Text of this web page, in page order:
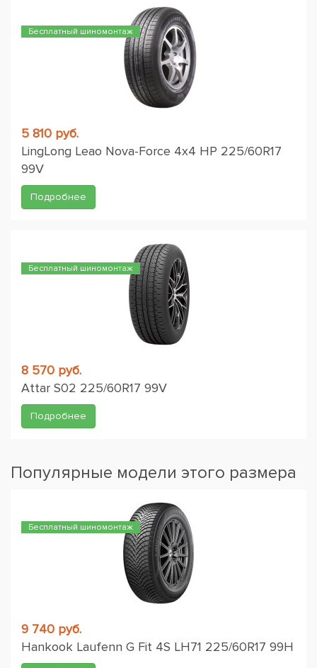
Бесплатный шиномонтаж
5 810 руб.
LingLong Leao Nova-Force 4x4 HP 225/60R17
99V
Подробнее
Бесплатный шиномонтаж
8 570 руб.
Attar S02 225/60R17 99V
Подробнее
Популярные модели этого размера
Бесплатный шиномонтаж
9 740 руб.
Hankook Laufenn G Fit 4S LH71 225/60R17 99H